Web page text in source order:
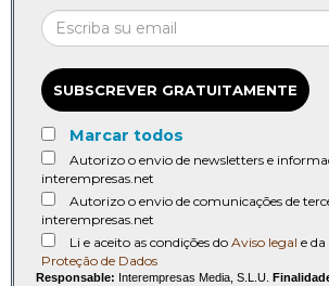
SUBSCREVER GRATUITAMENTE
Marcar todos
Autorizo o envio de newsletters e
interempresas.net
Autorizo o envio de comunicações de
interempresas.net
Li e aceito as condições do Aviso legal e da
Proteção de Dados
Responsable: Interempresas Media, S.L.U.